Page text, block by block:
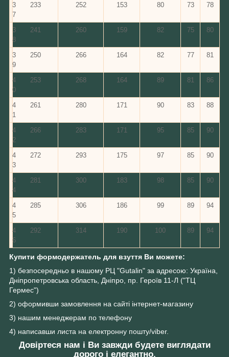
3
7
233 252 153 80 73 78
3
8
241 260 159 82 75 80
3
9
250 266 164 82 77 81
4
0
253 268 164 89 81 86
4
1
261 280 171 90 83 88
4
2
266 283 171 95 85 90
4
3
272 293 175 97 85 90
4
4
281 300 183 98 85 90
4
5
285 306 186 99 89 94
4
6
292 314 190 100 89 94
Купити формодержатель для взуття Ви можете:
1) безпосередньо в нашому РЦ "Gutalin" за адресою: Україна,
Дніпропетровська область, Дніпро, пр. Героїв 11-Л ("ТЦ
Гермес")
2) оформивши замовлення на сайті інтернет-магазину
3) нашим менеджерам по телефону
4) написавши листа на електронну пошту/viber.
Довіртеся нам і Ви завжди будете виглядати
дорого і елегантно.